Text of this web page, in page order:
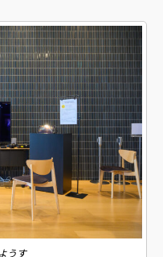
うす